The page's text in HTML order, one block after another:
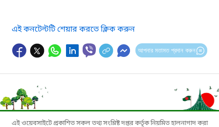
এই কনটেন্টটি শেয়ার করতে ক্লিক করুন
আপনার মতামত প্রদান করুন
এই ওয়েবসাইটে প্রকাশিত সকল তথ্য সংশ্লিষ্ট দপ্তর কর্তৃক নিয়মিত হালনাগাদ করা